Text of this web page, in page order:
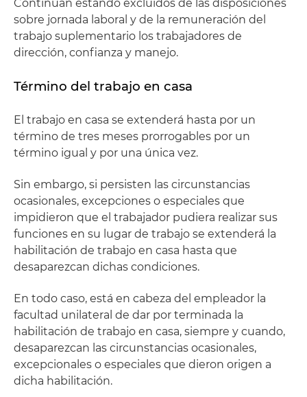
Continúan estando excluidos de las disposiciones
sobre jornada laboral y de la remuneración del
trabajo suplementario los trabajadores de
dirección, confianza y manejo.
Término del trabajo en casa
El trabajo en casa se extenderá hasta por un
término de tres meses prorrogables por un
término igual y por una única vez.
Sin embargo, si persisten las circunstancias
ocasionales, excepciones o especiales que
impidieron que el trabajador pudiera realizar sus
funciones en su lugar de trabajo se extenderá la
habilitación de trabajo en casa hasta que
desaparezcan dichas condiciones.
En todo caso, está en cabeza del empleador la
facultad unilateral de dar por terminada la
habilitación de trabajo en casa, siempre y cuando,
desaparezcan las circunstancias ocasionales,
excepcionales o especiales que dieron origen a
dicha habilitación.